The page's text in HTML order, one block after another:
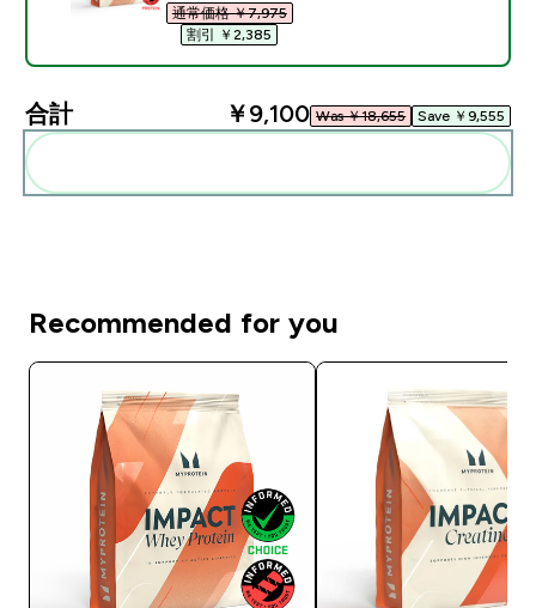
通常価格 ￥7,975‎
割引 ￥2,385‎
合計 ￥9,100‎ Was ￥18,655‎ Save ￥9,555‎
Recommended for you